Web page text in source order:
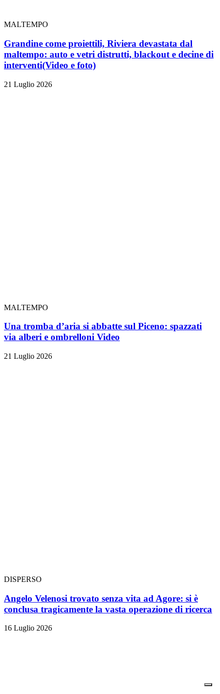
MALTEMPO
Grandine come proiettili, Riviera devastata dal
maltempo: auto e vetri distrutti, blackout e decine di
interventi(Video e foto)
21 Luglio 2026
MALTEMPO
Una tromba d’aria si abbatte sul Piceno: spazzati
via alberi e ombrelloni Video
21 Luglio 2026
DISPERSO
Angelo Velenosi trovato senza vita ad Agore: si è
conclusa tragicamente la vasta operazione di ricerca
16 Luglio 2026